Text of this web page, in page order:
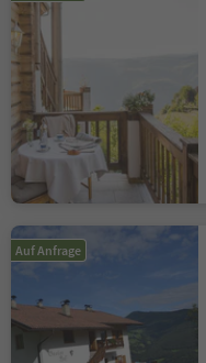
Auf Anfrage